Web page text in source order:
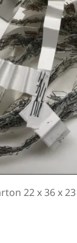
22 x 36 x